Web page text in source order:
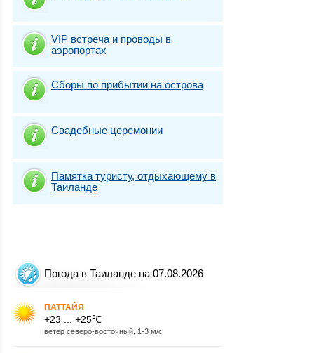
VIP встреча и проводы в
аэропортах
Сборы по прибытии на острова
Свадебные церемонии
Памятка туристу, отдыхающему в
Таиланде
Погода в Таиланде на 07.08.2026
ПАТТАЙЯ
+23 ... +25℃
ветер северо-восточный, 1-3 м/с